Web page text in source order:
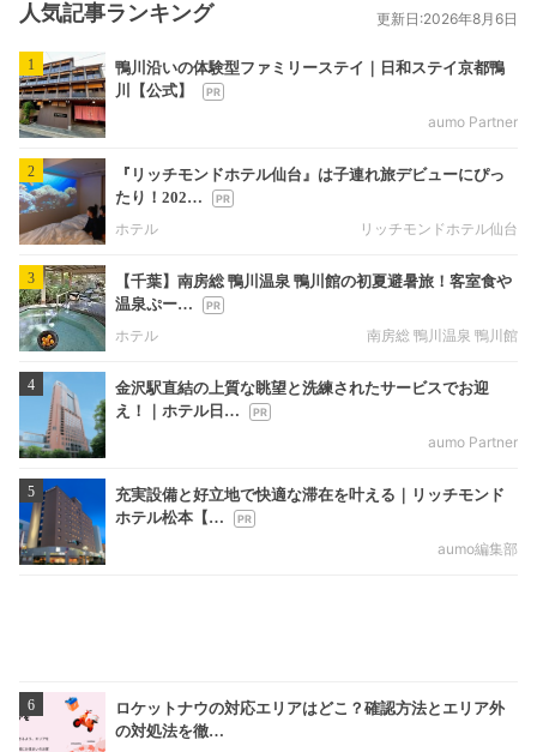
人気記事ランキング 更新日:2026年8月6日
1
鴨川沿いの体験型ファミリーステイ｜日和ステイ京都鴨
川【公式】
aumo Partner
2
『リッチモンドホテル仙台』は子連れ旅デビューにぴっ
たり！202…
ホテル
リッチモンドホテル仙台
3
【千葉】南房総 鴨川温泉 鴨川館の初夏避暑旅！客室食や
温泉ぷー…
ホテル
南房総 鴨川温泉 鴨川館
4
金沢駅直結の上質な眺望と洗練されたサービスでお迎
え！｜ホテル日…
aumo Partner
5
充実設備と好立地で快適な滞在を叶える｜リッチモンド
ホテル松本【…
aumo編集部
6
ロケットナウの対応エリアはどこ？確認方法とエリア外
の対処法を徹…